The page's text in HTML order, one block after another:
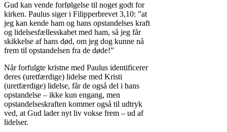
Gud kan vende forfølgelse til noget godt for
kirken. Paulus siger i Filipperbrevet 3,10: ”at
jeg kan kende ham og hans opstandelses kraft
og lidelsesfællesskabet med ham, så jeg får
skikkelse af hans død, om jeg dog kunne nå
frem til opstandelsen fra de døde!”
Når forfulgte kristne med Paulus identificerer
deres (uretfærdige) lidelse med Kristi
(uretfærdige) lidelse, får de også del i hans
opstandelse – ikke kun engang, men
opstandelseskraften kommer også til udtryk
ved, at Gud lader nyt liv vokse frem – ud af
lidelser.